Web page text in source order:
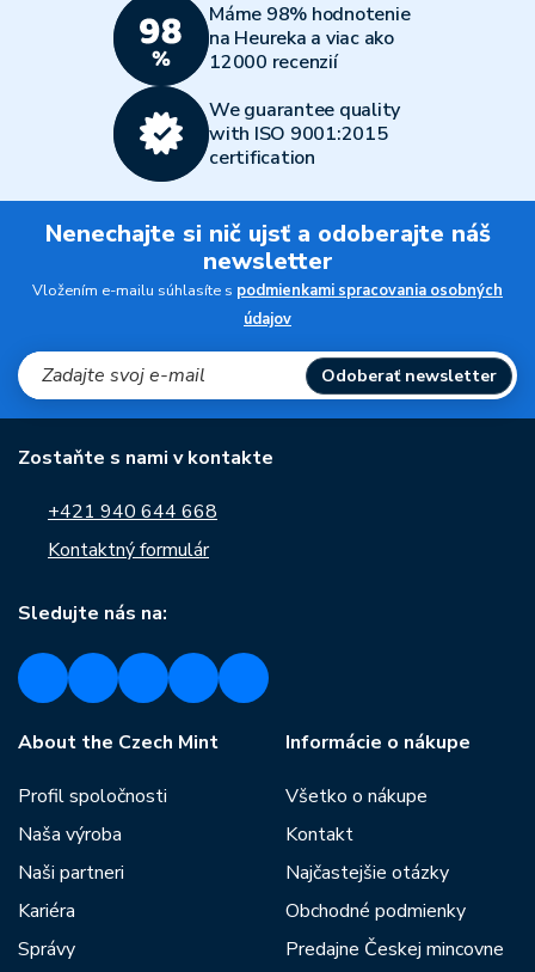
Máme 98% hodnotenie
na Heureka a viac ako
12000 recenzií
We guarantee quality
with ISO 9001:2015
certification
Nenechajte si nič ujsť a odoberajte náš
newsletter
Vložením e-mailu súhlasíte s podmienkami spracovania osobných
údajov
Odoberať newsletter
Zostaňte s nami v kontakte
+421 940 644 668
Kontaktný formulár
Sledujte nás na:
About the Czech Mint
Profil spoločnosti
Naša výroba
Naši partneri
Kariéra
Správy
Informácie o nákupe
Všetko o nákupe
Kontakt
Najčastejšie otázky
Obchodné podmienky
Predajne Českej mincovne